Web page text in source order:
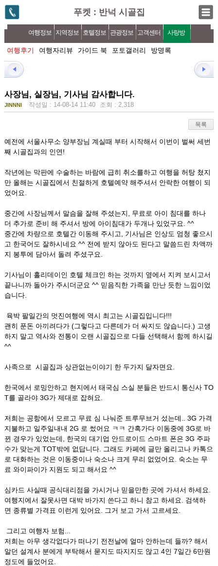
푸켓 : 반넉 시골집
여행정보 지역정보 호텔정보 관광정보 고객센터 사랑방
여행후기 여행자리뷰 가이드 북 포토갤러리 방명록
사장님, 실장님, 기사님 감사합니다.
JINNNI 작성일 : 14-08-14 11:40 조회 : 2,318
목록
예전에 서울사무소 양부장님 계실때 부터 시작해서 이번이 벌써 세번
째 시골집과의 인연!
작년에는 막판에 수술하는 바람에 급히 취소를하고 여행을 허탕 쳤지
만 올해는 시골집에서 친절하게 호텔예약 해주셔서 안락한 여행이 되
었어요.
중간에 사장님께서 말슴을 잘해 주셨는지, 무료로 아이 침대를 하나
더 추가로 준비 해 주셔서 방에 아이침대가 두개나 있었구요. ^^
중간에 차량으로 호텔간 이동해 주시고, 기사님은 인상도 엄청 좋으시
고 한국어도 잘하시네요 ^^ 전에 받지 않아도 된다고 말씀드린 차액까
지 봉투에 담아서 돌려 주셨구요.
기사님이 홀리데이인 호텔 체크인 하는 것까지 옆에서 지켜 보시고서
끝나니까 돌아가 주시더군요 ^^ 믿음직한 가족을 만난 듯한 느낌이었
습니다.
육박 팔일간의 멋진여행에 역시 최고는 시골집입니다!!!
괜히 푼돈 아끼려다가 (그렇다고 다른데가 더 싸지도 않습니다.) 고생
하지 말고 역사와 전통이 오랜 시골집으로 다들 선택해서 함께 하시길
^^
사족으로 시골집과 상관없는이야기 한 두가지 달자면요.
한국에서 로밍안하고 현지에서 태국심 스실 분들은 반드시 통신사 TO
T를 골라야 3G가 제대로 잡혀요.
저희는 공항에서 모르고 무료 심 나눠준 트루무브거 섰는데.. 3G 가격
지불하고 일주일내내 2G 로 썼어요 ㅋㅋ 간혹가다 이동중에 3G로 바
뀐 경우가 있었는데, 한국의 대기업 안드로이드 스마트 폰은 3G 주파
수가 맞는게 TOT밖에 없답니다. 그래도 카페에 글만 올리고나 카톡으
로 대화하는 것은 이동중이나 숙소나 크게 무리 없었어요. 숙소는 무
료 와이파이가 지원도 되고 해서요 ^^
심카드 사실때 공식대리점을 가시거나 믿을만한 곳에 가셔서 하세요.
여행지에서 잘못사면 대박 바가지 쓴다고 하니 참고 하세요. 검색하
면 종류별 가격표 이런게 있어요. 그거 보고 가서 고르세요.
그리고 여행자 보험...
저희는 아무 생각없다가 떠나기 전전날에 얼마 안하는데 들까? 해서
알던 설계사 분에게 부탁해서 묻지도 따지지도 않고 4인 7일간 6만원
정도에 들었어요.